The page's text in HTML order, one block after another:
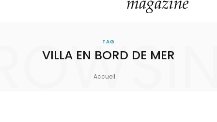
TAG
VILLA EN BORD DE MER
Accueil